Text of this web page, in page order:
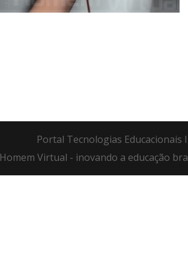
Portal Tecnologias Educacionais
Homem Virtual - inovando a educação